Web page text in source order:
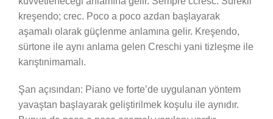
kreşendo; crec. Poco a poco azdan başlayarak
aşamalı olarak güçlenme anlamına gelir. Kreşendo,
sürtone ile aynı anlama gelen Creschi yani tizleşme ile
karıştınimamalı.
Şan açısından: Piano ve forte’de uygulanan yöntem
yavaştan başlayarak geliştirilmek koşulu ile aynıdır.